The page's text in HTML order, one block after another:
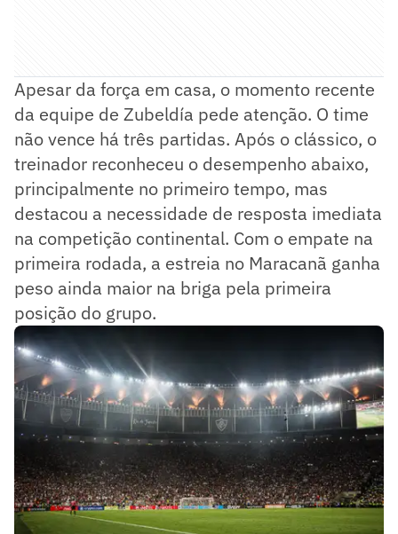
Apesar da força em casa, o momento recente
da equipe de Zubeldía pede atenção. O time
não vence há três partidas. Após o clássico, o
treinador reconheceu o desempenho abaixo,
principalmente no primeiro tempo, mas
destacou a necessidade de resposta imediata
na competição continental. Com o empate na
primeira rodada, a estreia no Maracanã ganha
peso ainda maior na briga pela primeira
posição do grupo.